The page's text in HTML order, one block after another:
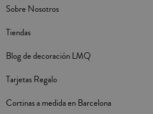
Sobre Nosotros
Tiendas
Blog de decoración LMQ
Tarjetas Regalo
Cortinas a medida en Barcelona